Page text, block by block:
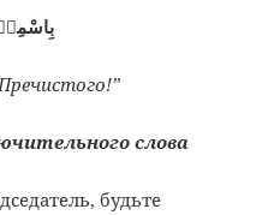
слова
будьте